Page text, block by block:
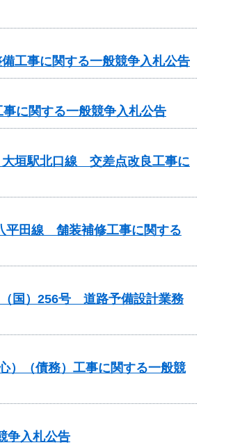
工事に関する一般競争入札公告
に関する一般競争入札公告
大垣駅北口線 交差点改良工事に
平田線 舗装補修工事に関する
（国）256号 道路予備設計業務
）（債務）工事に関する一般競
争入札公告